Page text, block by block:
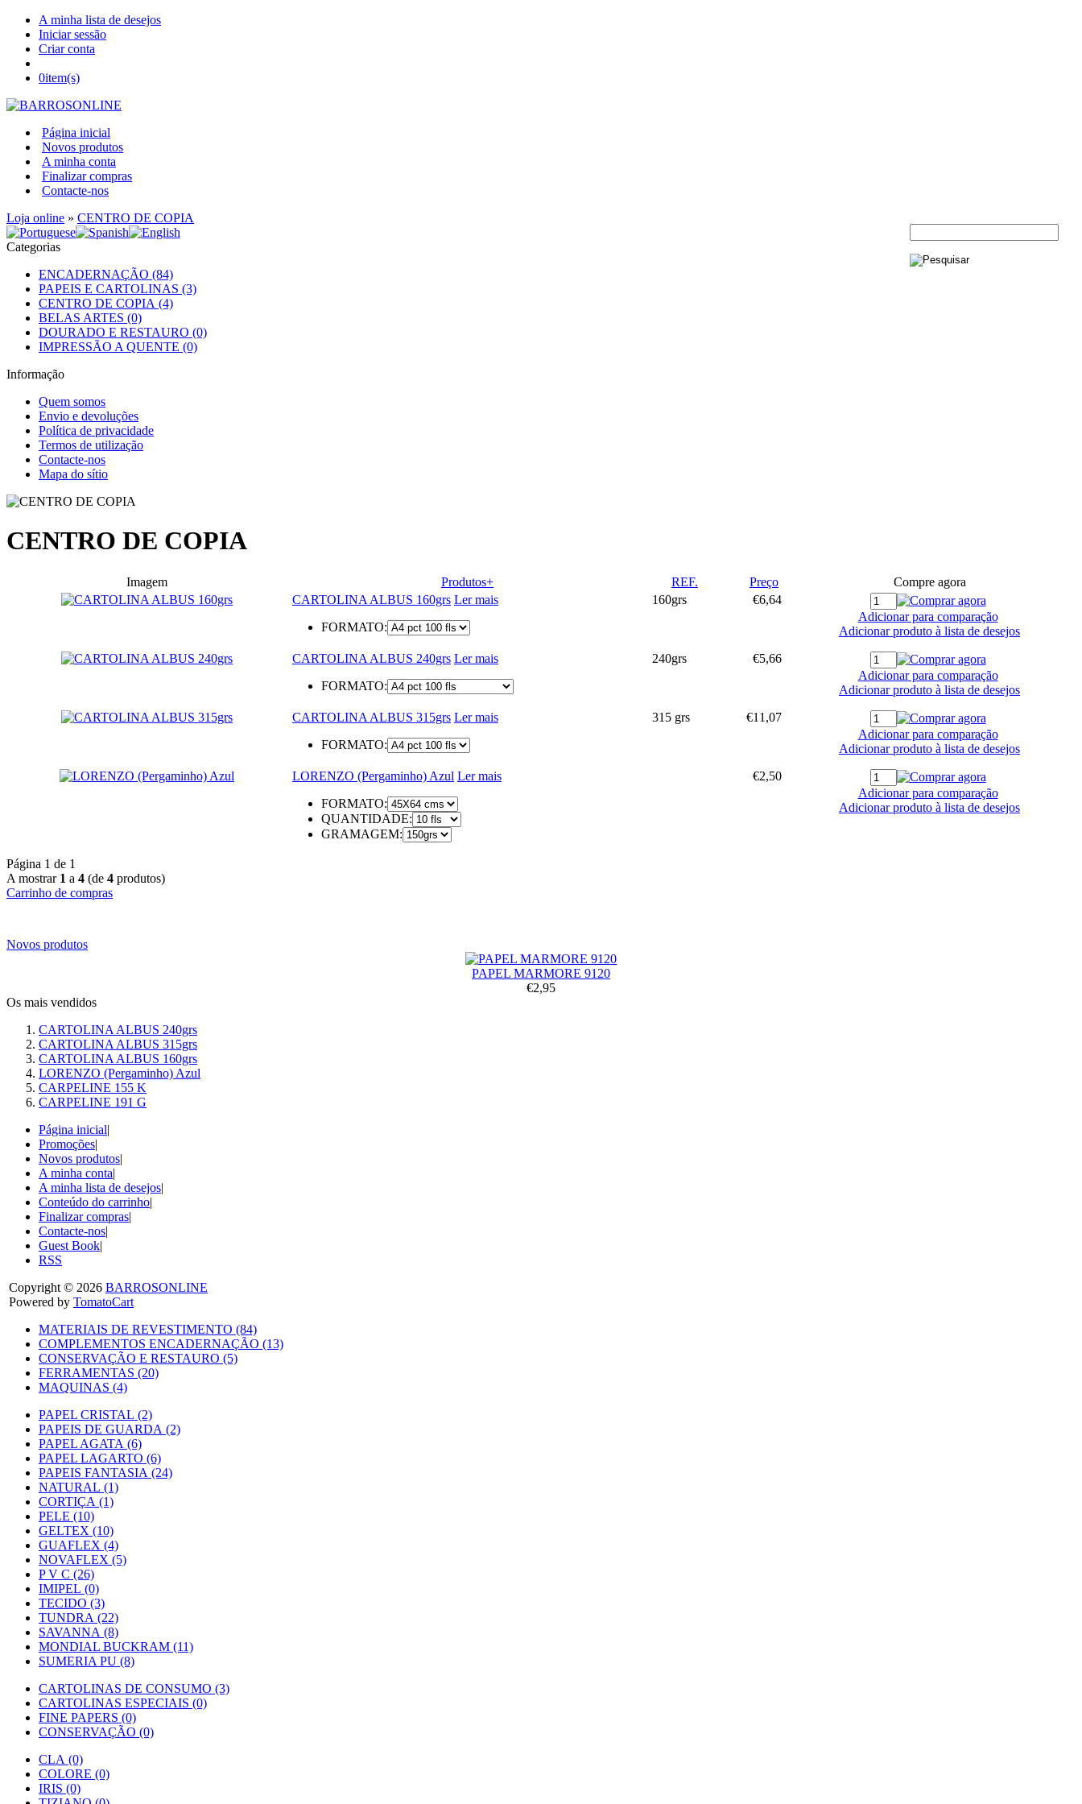
A minha lista de desejos
Iniciar sessão
Criar conta
0item(s)
Página inicial
Novos produtos
A minha conta
Finalizar compras
Contacte-nos
Loja online » CENTRO DE COPIA
Categorias
ENCADERNAÇÃO (84)
PAPEIS E CARTOLINAS (3)
CENTRO DE COPIA (4)
BELAS ARTES (0)
DOURADO E RESTAURO (0)
IMPRESSÃO A QUENTE (0)
Informação
Quem somos
Envio e devoluções
Política de privacidade
Termos de utilização
Contacte-nos
Mapa do sítio
CENTRO DE COPIA
Imagem Produtos+ REF. Preço
Compre agora
CARTOLINA ALBUS 160grs Ler mais
FORMATO:
160grs
€6,64
Adicionar para comparação
Adicionar produto à lista de desejos
CARTOLINA ALBUS 240grs Ler mais
FORMATO:
240grs
€5,66
Adicionar para comparação
Adicionar produto à lista de desejos
CARTOLINA ALBUS 315grs Ler mais
FORMATO:
315 grs
€11,07
Adicionar para comparação
Adicionar produto à lista de desejos
LORENZO (Pergaminho) Azul Ler mais
FORMATO:
QUANTIDADE:
GRAMAGEM:
€2,50
Adicionar para comparação
Adicionar produto à lista de desejos
Página 1 de 1
A mostrar 1 a 4 (de 4 produtos)
Carrinho de compras
Novos produtos
PAPEL MARMORE 9120
€2,95
Os mais vendidos
CARTOLINA ALBUS 240grs
CARTOLINA ALBUS 315grs
CARTOLINA ALBUS 160grs
LORENZO (Pergaminho) Azul
CARPELINE 155 K
CARPELINE 191 G
Página inicial|
Promoções|
Novos produtos|
A minha conta|
A minha lista de desejos|
Conteúdo do carrinho|
Finalizar compras|
Contacte-nos|
Guest Book|
RSS
Copyright © 2026 BARROSONLINE
Powered by TomatoCart
MATERIAIS DE REVESTIMENTO (84)
COMPLEMENTOS ENCADERNAÇÃO (13)
CONSERVAÇÃO E RESTAURO (5)
FERRAMENTAS (20)
MAQUINAS (4)
PAPEL CRISTAL (2)
PAPEIS DE GUARDA (2)
PAPEL AGATA (6)
PAPEL LAGARTO (6)
PAPEIS FANTASIA (24)
NATURAL (1)
CORTIÇA (1)
PELE (10)
GELTEX (10)
GUAFLEX (4)
NOVAFLEX (5)
P V C (26)
IMIPEL (0)
TECIDO (3)
TUNDRA (22)
SAVANNA (8)
MONDIAL BUCKRAM (11)
SUMERIA PU (8)
CARTOLINAS DE CONSUMO (3)
CARTOLINAS ESPECIAIS (0)
FINE PAPERS (0)
CONSERVAÇÃO (0)
CLA (0)
COLORE (0)
IRIS (0)